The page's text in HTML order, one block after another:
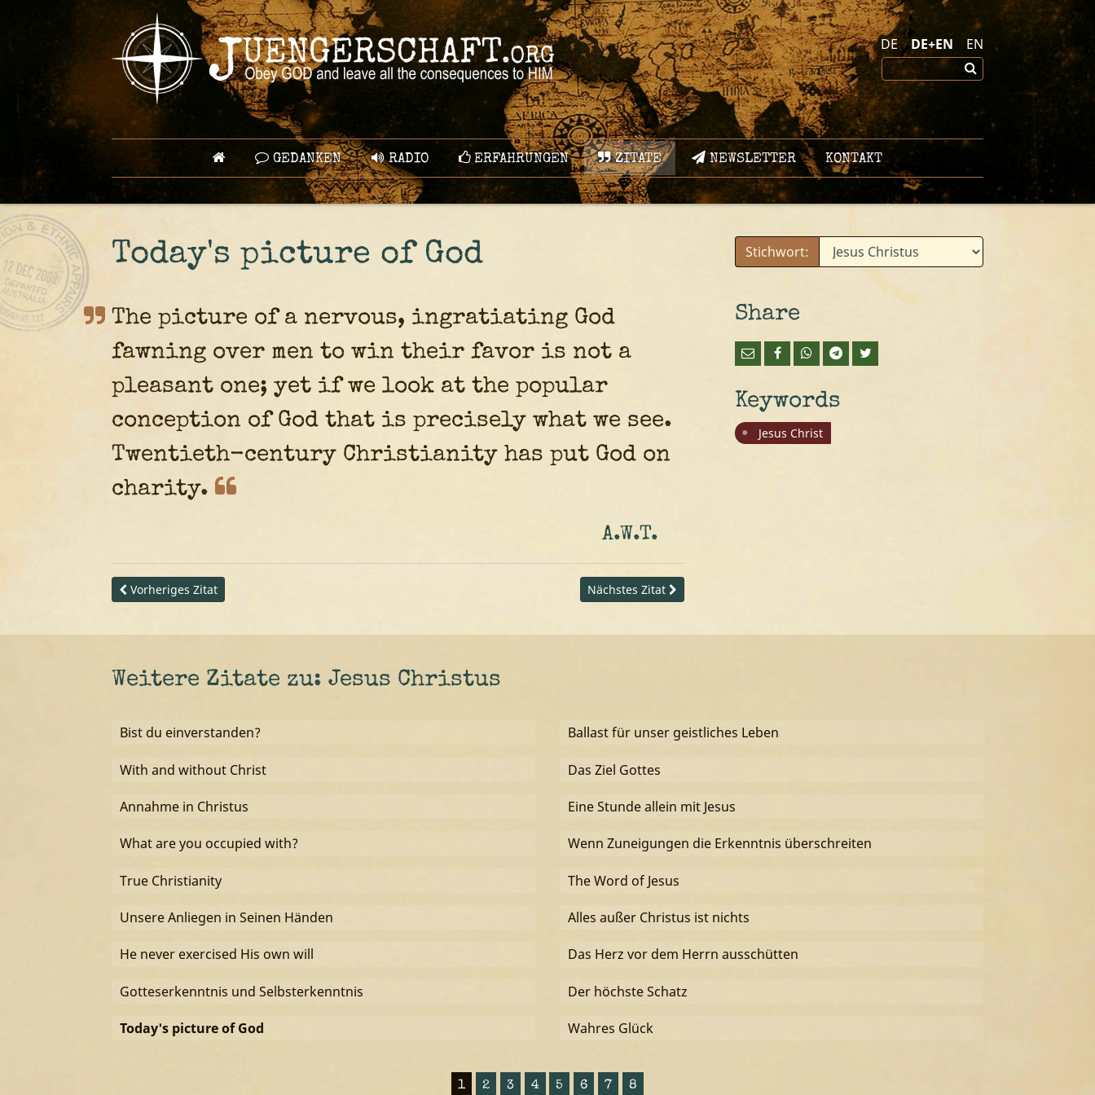
GEDANKEN RADIO ERFAHRUNGEN ZITATE NEWSLETTER KONTAKT
DE DE+EN EN
Today's picture of God Stichwort:
The picture of a nervous, ingratiating God
fawning over men to win their favor is not a
pleasant one; yet if we look at the popular
conception of God that is precisely what we see.
Twentieth-century Christianity has put God on
charity.
A.W.T.
Vorheriges Zitat Nächstes Zitat
Share
Keywords
Jesus Christ
Weitere Zitate zu: Jesus Christus
Bist du einverstanden? Ballast für unser geistliches Leben
With and without Christ Das Ziel Gottes
Annahme in Christus Eine Stunde allein mit Jesus
What are you occupied with? Wenn Zuneigungen die Erkenntnis überschreiten
True Christianity The Word of Jesus
Unsere Anliegen in Seinen Händen Alles außer Christus ist nichts
He never exercised His own will Das Herz vor dem Herrn ausschütten
Gotteserkenntnis und Selbsterkenntnis Der höchste Schatz
Today's picture of God Wahres Glück
1 2 3 4 5 6 7 8